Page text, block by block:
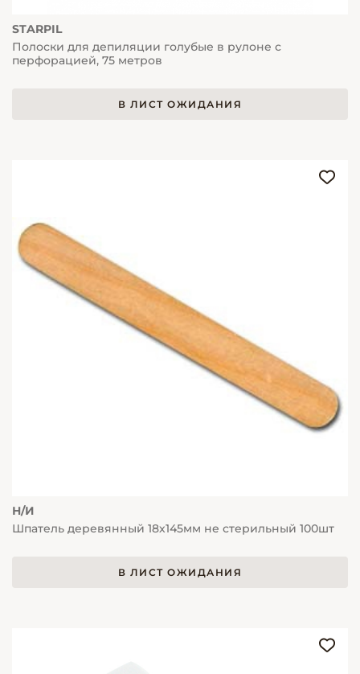
STARPIL
Полоски для депиляции голубые в рулоне с
перфорацией, 75 метров
В ЛИСТ ОЖИДАНИЯ
Н/И
Шпатель деревянный 18х145мм не стерильный 100шт
В ЛИСТ ОЖИДАНИЯ